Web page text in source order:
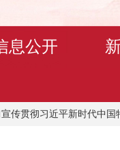
息公开
传贯彻习近平新时代中国